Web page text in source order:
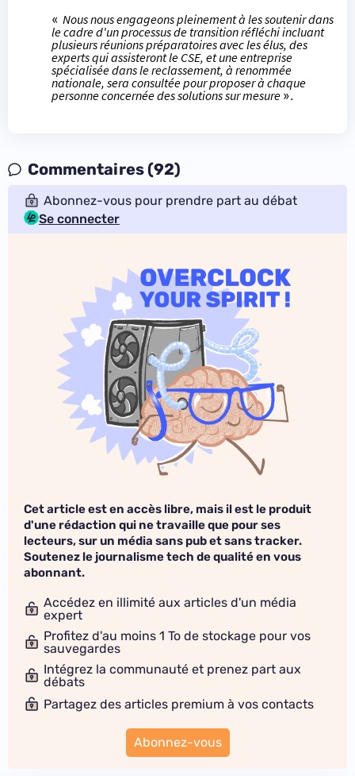
« Nous nous engageons pleinement à les soutenir dans
le cadre d'un processus de transition réfléchi incluant
plusieurs réunions préparatoires avec les élus, des
experts qui assisteront le CSE, et une entreprise
spécialisée dans le reclassement, à renommée
nationale, sera consultée pour proposer à chaque
personne concernée des solutions sur mesure ».
Commentaires (92)
Abonnez-vous pour prendre part au débat
Se connecter
Cet article est en accès libre, mais il est le produit
d'une rédaction qui ne travaille que pour ses
lecteurs, sur un média sans pub et sans tracker.
Soutenez le journalisme tech de qualité en vous
abonnant.
Accédez en illimité aux articles d'un média
expert
Profitez d'au moins 1 To de stockage pour vos
sauvegardes
Intégrez la communauté et prenez part aux
débats
Partagez des articles premium à vos contacts
Abonnez-vous